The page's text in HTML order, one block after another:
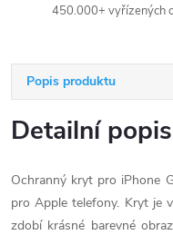
450.000+ vyřízených
Popis produktu
Detailní
Ochranný kryt pro iPhone
pro Apple telefony. Kryt je
zdobí krásné barevné